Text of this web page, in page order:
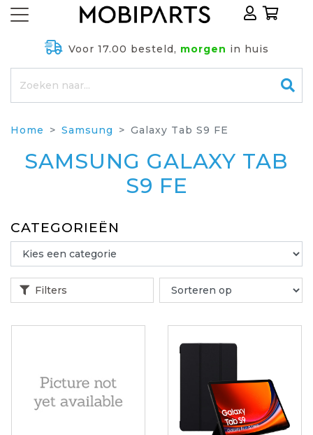
Voor 17.00 besteld, morgen in huis
Home Samsung Galaxy Tab S9 FE
SAMSUNG GALAXY TAB
S9 FE
CATEGORIEËN
Filters